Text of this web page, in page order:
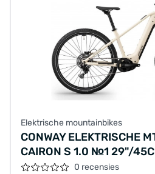
Elektrische mountainbikes
CONWAY ELEKTRISCHE
CAIRON S 1.0 №1 29"/
MAT - ZWART MAT/
0 recensies